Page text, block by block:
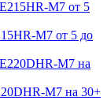
M7 от 5 до
M7 на 30+